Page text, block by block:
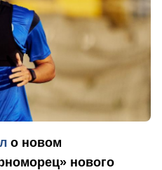
о новом
нового